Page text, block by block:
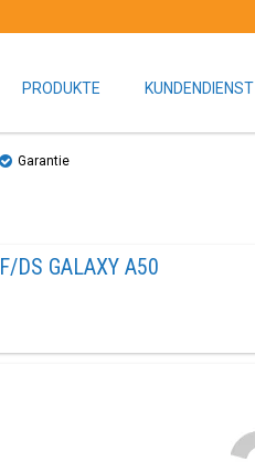
PRODUKTE KUNDENDIENST
Garantie
DS GALAXY A50